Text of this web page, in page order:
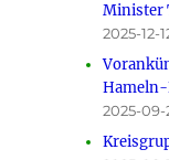
Minister
2025-12-
2025-09-